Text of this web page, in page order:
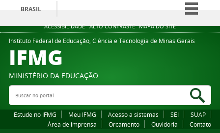
ACESSIBILIDADE ALTO CONTRASTE MAPA DO SITE
BRASIL
Simplifique!
Comunica BR
Legislação
Instituto Federal de Educação, Ciência e Tecnologia de Minas Gerais
IFMG
MINISTÉRIO DA EDUCAÇÃO
Buscar no portal
Estude no IFMG Meu IFMG Acesso a sistemas SEI
SUAP
Área de imprensa
Orcamento Ouvidoria Contato